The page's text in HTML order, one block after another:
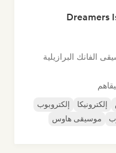
Dreamers
الفانك البرازيلية
إلكترونيكا
إلكتروبوب
موسيقى هاوس